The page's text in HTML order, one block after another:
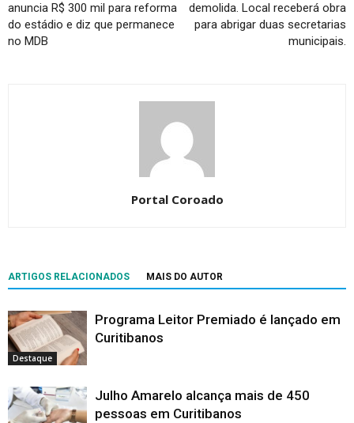
anuncia R$ 300 mil para reforma
do estádio e diz que permanece
no MDB
demolida. Local receberá obra
para abrigar duas secretarias
municipais.
Portal Coroado
ARTIGOS RELACIONADOS MAIS DO AUTOR
Destaque
Programa Leitor Premiado é lançado em
Curitibanos
Julho Amarelo alcança mais de 450
pessoas em Curitibanos